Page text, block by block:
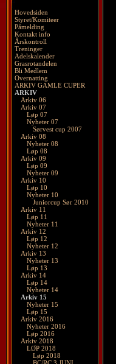
Hovedsiden
Styret/Komiteer
Påmelding
Kontakt info
Årskontroll
Treninger
Adelskalender
Grasrotandelen
Bli Medlem
Overnatting
ARKIV GAMLE CUPER
ARKIV
Arkiv 06
Arkiv 07
Løp 07
Nyheter 07
Sørvest cup 2007
Arkiv 08
Nyheter 08
Løp 08
Arkiv 09
Løp 09
Nyheter 09
Arkiv 10
Løp 10
Nyheter 10
Juniorcup Sør 2010
Arkiv 11
Løp 11
Nyheter 11
Arkiv 12
Løp 12
Nyheter 12
Arkiv 13
Nyheter 13
Løp 13
Arkiv 14
Løp 14
Nyheter 14
Arkiv 15
Nyheter 15
Løp 15
Arkiv 2016
Nyheter 2016
Løp 2016
Arkiv 2018
LØP 2018
Løp 2018